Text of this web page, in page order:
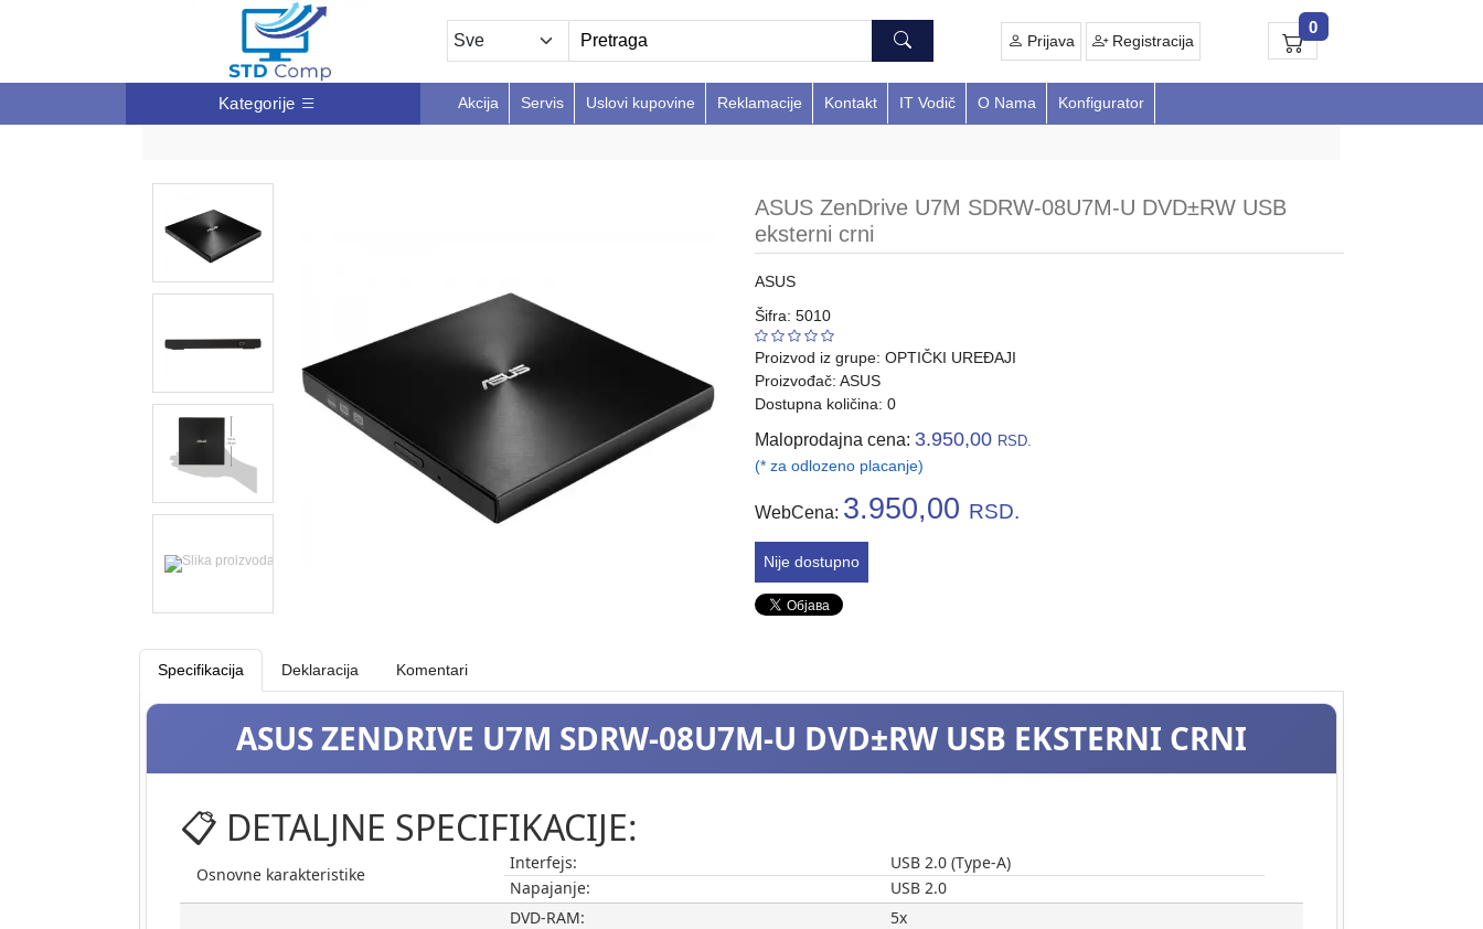
Prijava Registracija
0
Kategorije Akcija Servis Uslovi kupovine Reklamacije Kontakt IT Vodič O Nama Konfigurator
ASUS ZenDrive U7M SDRW-08U7M-U DVD±RW USB
eksterni crni
ASUS
Šifra: 5010
Proizvod iz grupe: OPTIČKI UREĐAJI
Proizvođač: ASUS
Dostupna količina: 0
Maloprodajna cena: 3.950,00 RSD.
(* za odlozeno placanje)
WebCena: 3.950,00 RSD.
Nije dostupno
Specifikacija Deklaracija Komentari
ASUS ZENDRIVE U7M SDRW-08U7M-U DVD±RW USB EKSTERNI CRNI
📋 DETALJNE SPECIFIKACIJE:
Osnovne karakteristike
Interfejs:
USB 2.0 (Type-A)
Napajanje:
USB 2.0
DVD-RAM:
5x